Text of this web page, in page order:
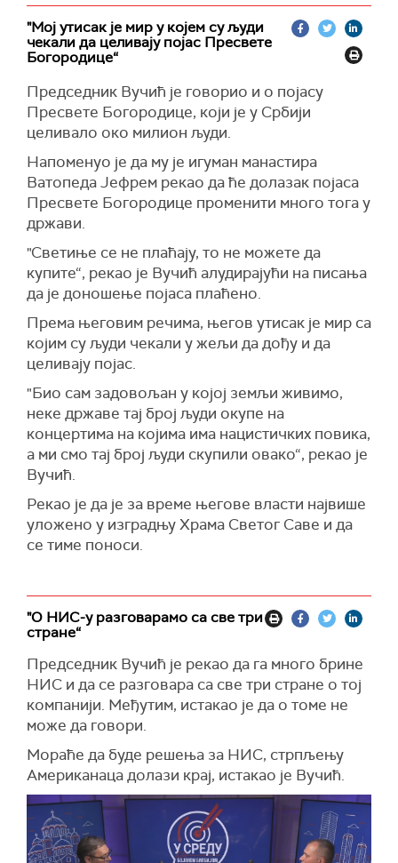
"Мој утисак је мир у којем су људи
чекали да целивају појас Пресвете
Богородице“
Председник Вучић је говорио и о појасу
Пресвете Богородице, који је у Србији
целивало око милион људи.
Напоменуо је да му је игуман манастира
Ватопеда Јефрем рекао да ће долазак појаса
Пресвете Богородице променити много тога у
држави.
"Светиње се не плаћају, то не можете да
купите“, рекао је Вучић алудирајући на писања
да је доношење појаса плаћено.
Према његовим речима, његов утисак је мир са
којим су људи чекали у жељи да дођу и да
целивају појас.
"Био сам задовољан у којој земљи живимо,
неке државе тај број људи окупе на
концертима на којима има нацистичких повика,
а ми смо тај број људи скупили овако“, рекао је
Вучић.
Рекао је да је за време његове власти највише
уложено у изградњу Храма Светог Саве и да
се тиме поноси.
"О НИС-у разговарамо са све три
стране“
Председник Вучић је рекао да га много брине
НИС и да се разговара са све три стране о тој
компанији. Међутим, истакао је да о томе не
може да говори.
Мораће да буде решења за НИС, стрпљењу
Американаца долази крај, истакао је Вучић.